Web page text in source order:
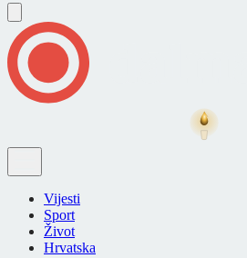
Vijesti
Sport
Život
Hrvatska